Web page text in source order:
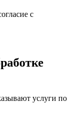
с
услуги по